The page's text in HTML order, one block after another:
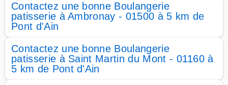
Contactez une bonne Boulangerie
patisserie à Ambronay - 01500 à 5 km de
Pont d'Ain
Contactez une bonne Boulangerie
patisserie à Saint Martin du Mont - 01160 à
5 km de Pont d'Ain